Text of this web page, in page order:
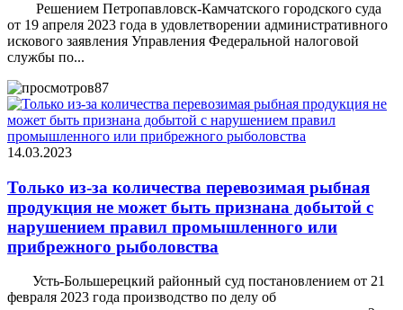
Решением Петропавловск-Камчатского городского суда
от 19 апреля 2023 года в удовлетворении административного
искового заявления Управления Федеральной налоговой
службы по...
87
14.03.2023
Только из-за количества перевозимая рыбная
продукция не может быть признана добытой с
нарушением правил промышленного или
прибрежного рыболовства
Усть-Большерецкий районный суд постановлением от 21
февраля 2023 года производство по делу об